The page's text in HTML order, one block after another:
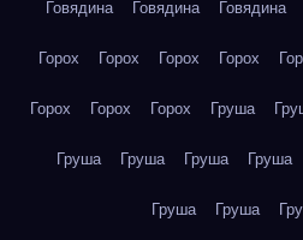
Говядина Говядина Говядина
Горох Горох Горох Горох
Горох Горох Горох Груша
Груша Груша Груша Груша
Груша Груша